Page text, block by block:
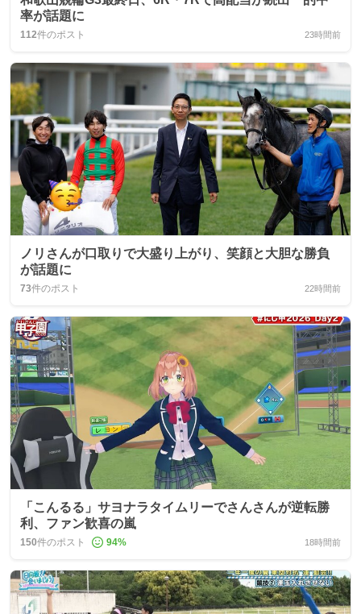
率が話題に
112件のポスト 23時間前
ノリさんが口取りで大盛り上がり、笑顔と大胆な勝負
が話題に
73件のポスト 22時間前
「こんるる」サヨナラタイムリーでさんさんが逆転勝
利、ファン歓喜の嵐
150件のポスト 94% 18時間前